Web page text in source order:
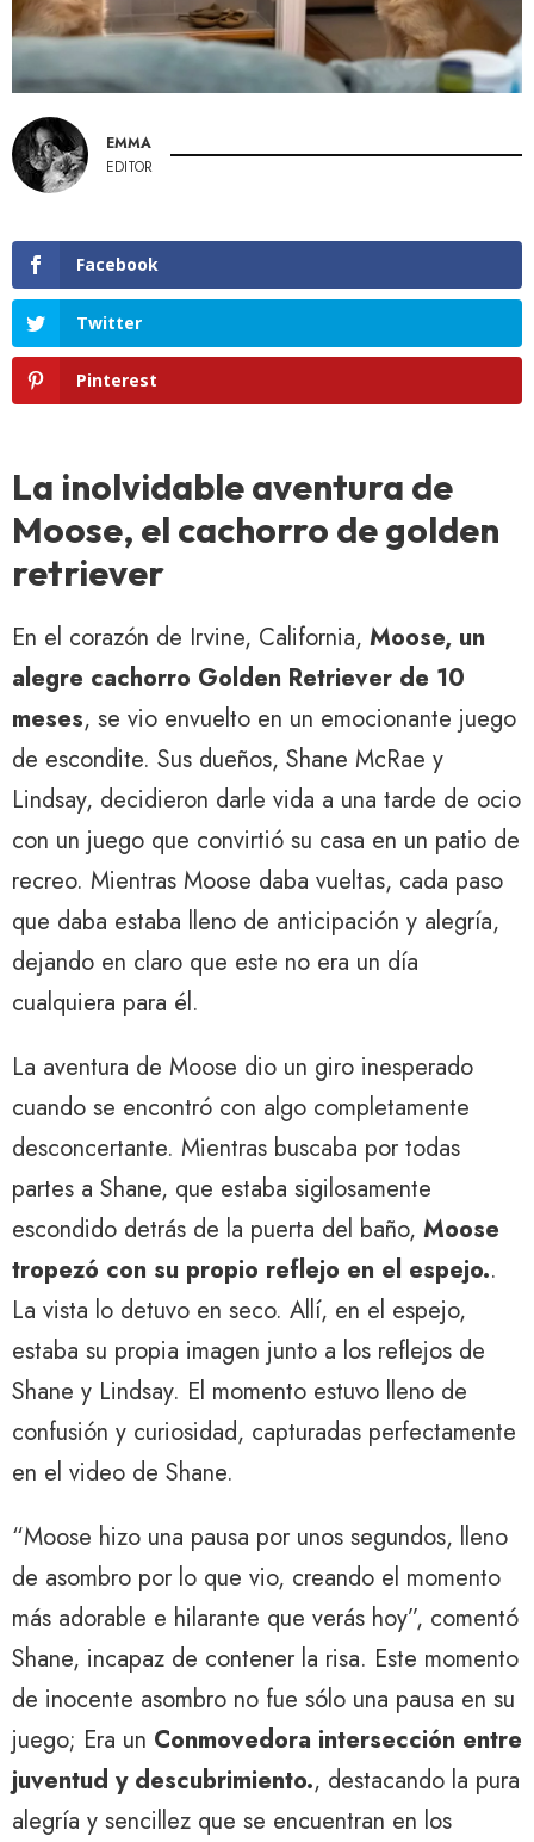
EMMA
EDITOR
Facebook
Twitter
Pinterest
La inolvidable aventura de
Moose, el cachorro de golden
retriever
En el corazón de Irvine, California, Moose, un
alegre cachorro Golden Retriever de 10
meses, se vio envuelto en un emocionante juego
de escondite. Sus dueños, Shane McRae y
Lindsay, decidieron darle vida a una tarde de ocio
con un juego que convirtió su casa en un patio de
recreo. Mientras Moose daba vueltas, cada paso
que daba estaba lleno de anticipación y alegría,
dejando en claro que este no era un día
cualquiera para él.
La aventura de Moose dio un giro inesperado
cuando se encontró con algo completamente
desconcertante. Mientras buscaba por todas
partes a Shane, que estaba sigilosamente
escondido detrás de la puerta del baño, Moose
tropezó con su propio reflejo en el espejo..
La vista lo detuvo en seco. Allí, en el espejo,
estaba su propia imagen junto a los reflejos de
Shane y Lindsay. El momento estuvo lleno de
confusión y curiosidad, capturadas perfectamente
en el video de Shane.
“Moose hizo una pausa por unos segundos, lleno
de asombro por lo que vio, creando el momento
más adorable e hilarante que verás hoy”, comentó
Shane, incapaz de contener la risa. Este momento
de inocente asombro no fue sólo una pausa en su
juego; Era un Conmovedora intersección entre
juventud y descubrimiento., destacando la pura
alegría y sencillez que se encuentran en los